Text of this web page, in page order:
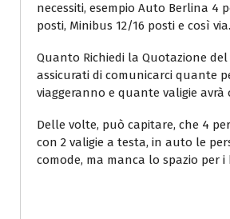
necessiti, esempio Auto Berlina 4
posti, Minibus 12/16 posti e così via.
Quanto Richiedi la Quotazione del
assicurati di comunicarci quante
viaggeranno e quante valigie avrà
Delle volte, può capitare, che 4
con 2 valigie a testa, in auto le
comode, ma manca lo spazio per i